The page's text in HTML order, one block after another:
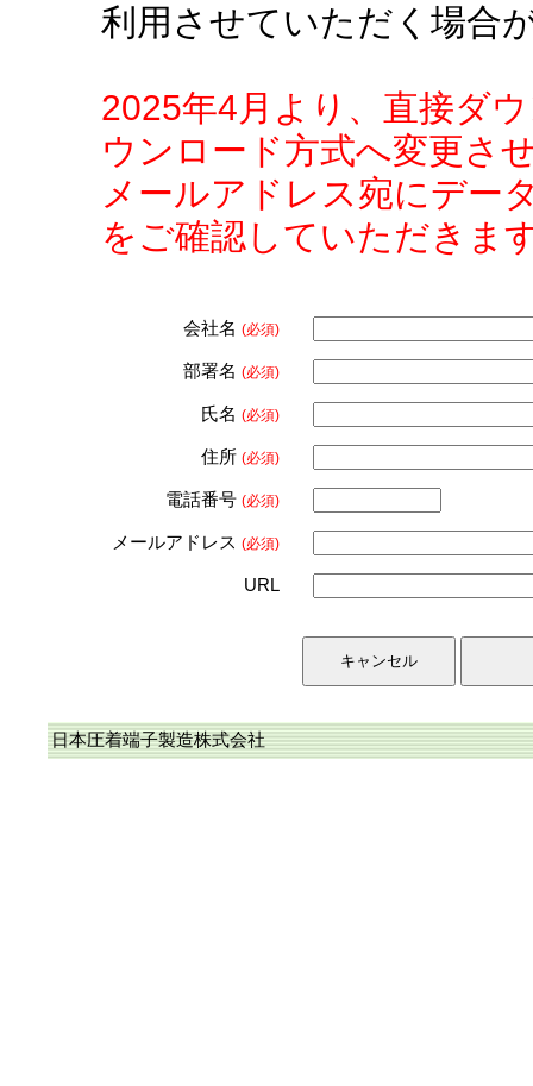
利用させていただく場合
2025年4月より、直接ダ
ウンロード方式へ変更さ
メールアドレス宛にデー
をご確認していただきま
会社名 (必須)
部署名 (必須)
氏名 (必須)
住所 (必須)
電話番号 (必須)
メールアドレス (必須)
URL
日本圧着端子製造株式会社